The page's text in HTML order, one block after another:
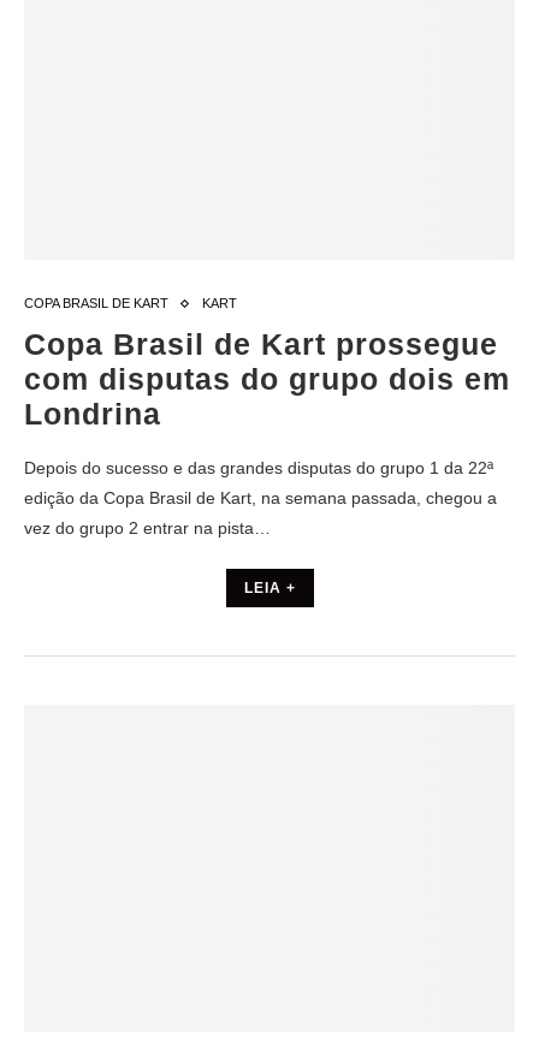
COPA BRASIL DE KART KART
Copa Brasil de Kart prossegue
com disputas do grupo dois em
Londrina
Depois do sucesso e das grandes disputas do grupo 1 da 22ª
edição da Copa Brasil de Kart, na semana passada, chegou a
vez do grupo 2 entrar na pista…
LEIA +